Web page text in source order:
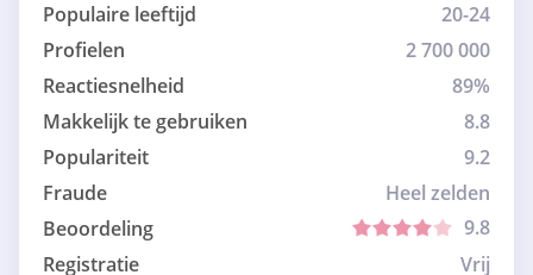
Populaire leeftijd
20-24
Profielen
2 700 000
Reactiesnelheid
89%
Makkelijk te gebruiken
8.8
Populariteit
9.2
Fraude
Heel zelden
Beoordeling
9.8
Registratie
Vrij